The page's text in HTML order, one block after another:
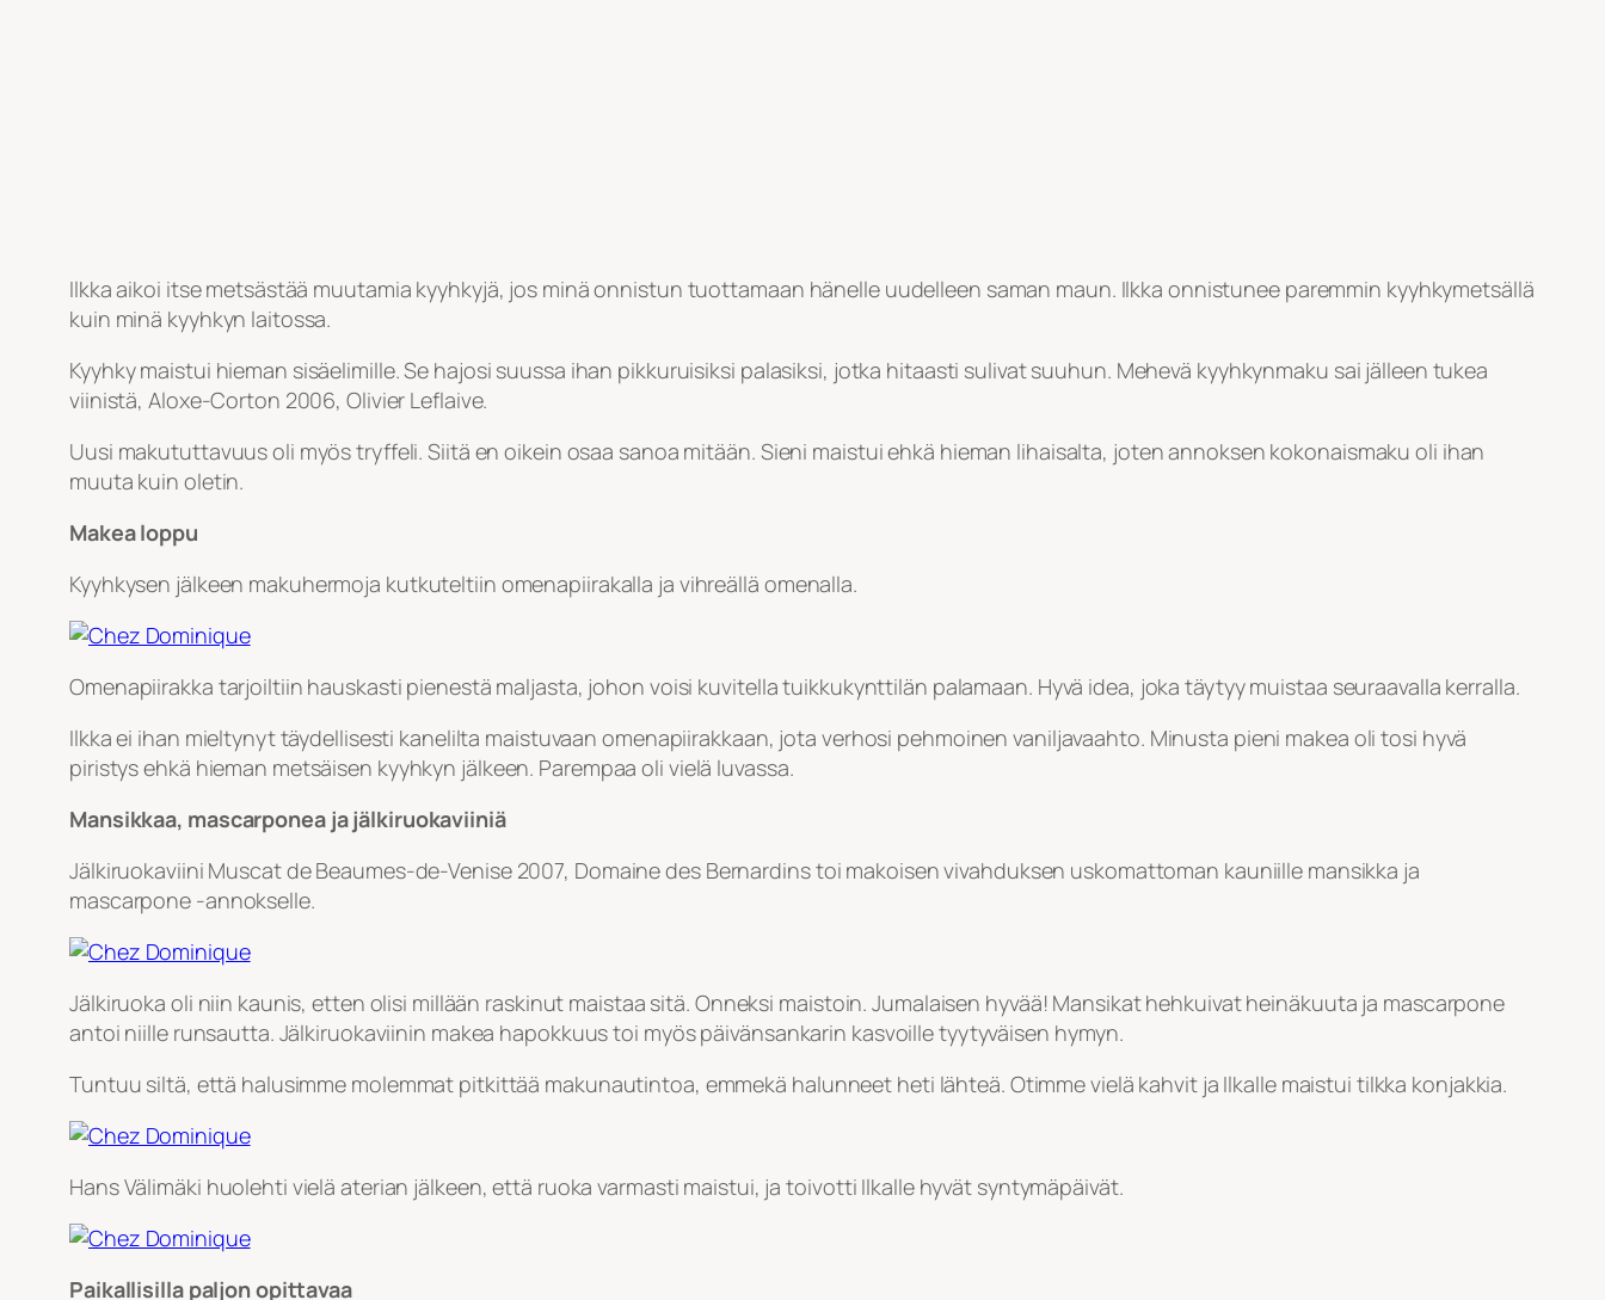
Ilkka aikoi itse metsästää muutamia kyyhkyjä, jos minä onnistun tuottamaan hänelle uudelleen saman maun. Ilkka onnistunee paremmin kyyhkymetsällä
kuin minä kyyhkyn laitossa.
Kyyhky maistui hieman sisäelimille. Se hajosi suussa ihan pikkuruisiksi palasiksi, jotka hitaasti sulivat suuhun. Mehevä kyyhkynmaku sai jälleen tukea
viinistä, Aloxe-Corton 2006, Olivier Leflaive.
Uusi makututtavuus oli myös tryffeli. Siitä en oikein osaa sanoa mitään. Sieni maistui ehkä hieman lihaisalta, joten annoksen kokonaismaku oli ihan
muuta kuin oletin.
Makea loppu
Kyyhkysen jälkeen makuhermoja kutkuteltiin omenapiirakalla ja vihreällä omenalla.
Omenapiirakka tarjoiltiin hauskasti pienestä maljasta, johon voisi kuvitella tuikkukynttilän palamaan. Hyvä idea, joka täytyy muistaa seuraavalla kerralla.
Ilkka ei ihan mieltynyt täydellisesti kanelilta maistuvaan omenapiirakkaan, jota verhosi pehmoinen vaniljavaahto. Minusta pieni makea oli tosi hyvä
piristys ehkä hieman metsäisen kyyhkyn jälkeen. Parempaa oli vielä luvassa.
Mansikkaa, mascarponea ja jälkiruokaviiniä
Jälkiruokaviini Muscat de Beaumes-de-Venise 2007, Domaine des Bernardins toi makoisen vivahduksen uskomattoman kauniille mansikka ja
mascarpone -annokselle.
Jälkiruoka oli niin kaunis, etten olisi millään raskinut maistaa sitä. Onneksi maistoin. Jumalaisen hyvää! Mansikat hehkuivat heinäkuuta ja mascarpone
antoi niille runsautta. Jälkiruokaviinin makea hapokkuus toi myös päivänsankarin kasvoille tyytyväisen hymyn.
Tuntuu siltä, että halusimme molemmat pitkittää makunautintoa, emmekä halunneet heti lähteä. Otimme vielä kahvit ja Ilkalle maistui tilkka konjakkia.
Hans Välimäki huolehti vielä aterian jälkeen, että ruoka varmasti maistui, ja toivotti Ilkalle hyvät syntymäpäivät.
Paikallisilla paljon opittavaa